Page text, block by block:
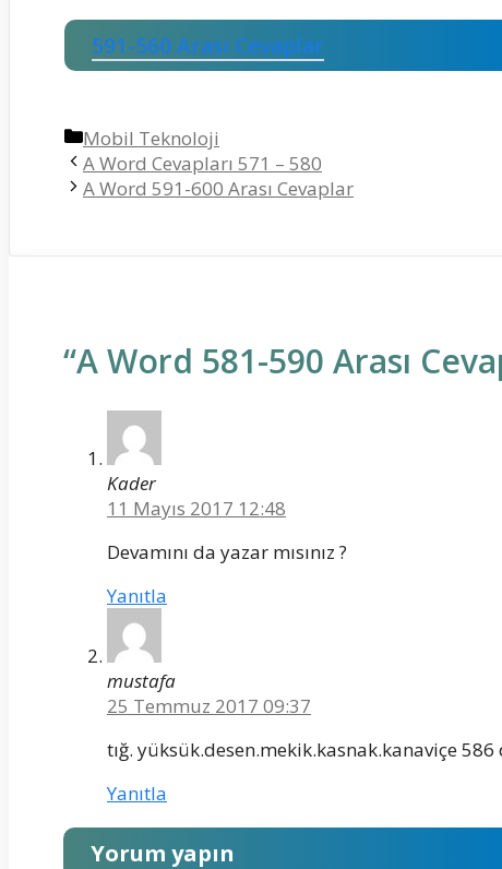
591-560 Arası Cevaplar
Kategoriler
Mobil Teknoloji
A Word Cevapları 571 – 580
A Word 591-600 Arası Cevaplar
“A Word 581-590 Arası
Kader
11 Mayıs 2017 12:48
Devamını da yazar mısınız ?
Yanıtla
mustafa
25 Temmuz 2017 09:37
tığ. yüksük.desen.mekik.kasnak.kanaviçe 586
Yanıtla
Yorum yapın